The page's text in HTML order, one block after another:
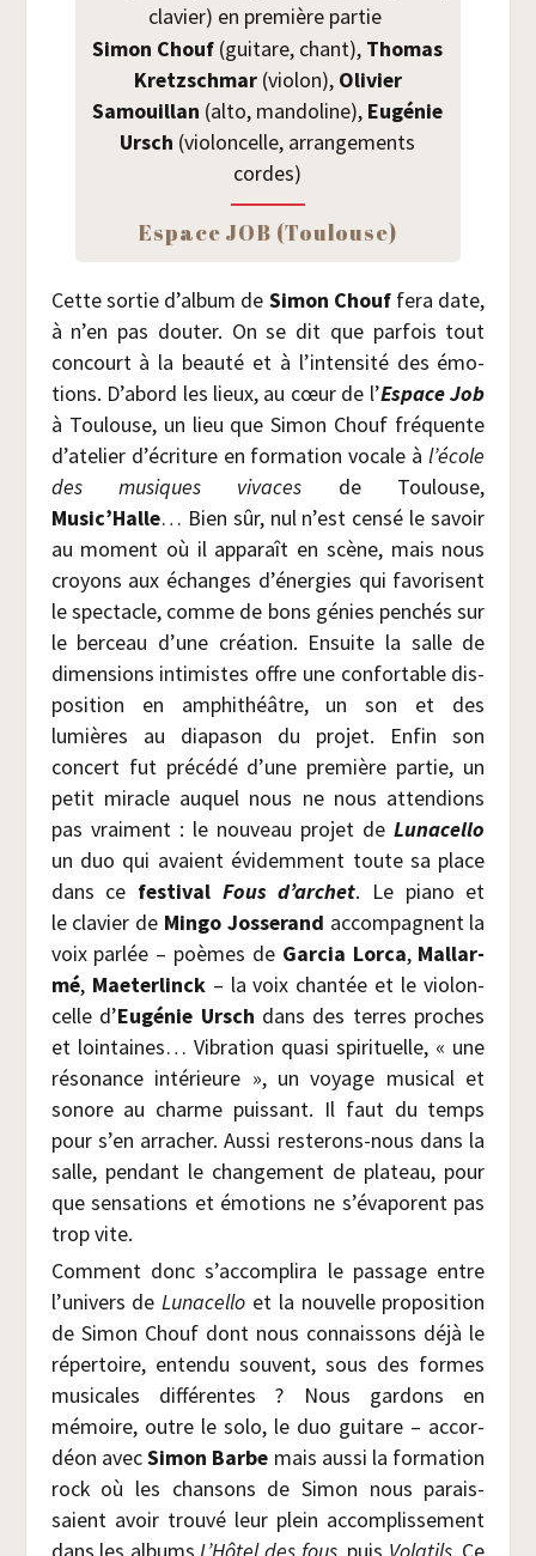
cla­vier) en pre­mière partie
Simon Chouf (gui­tare, chant), Tho­mas
Kretz­sch­mar(vio­lon), Oli­vier
Samouillan (alto, man­do­line), Eugé­nie
Ursch (vio­lon­celle, arran­ge­ments
cordes)
Espace JOB (Tou­louse)
Cette sor­tie d’album de Simon Chouffera date,
à n’en pas dou­ter. On se dit que par­fois tout
concourt à la beau­té et à l’intensité des émo­
tions. D’abord les lieux, au cœur de l’Espace Job
à Tou­louse, un lieu que Simon Chouf fré­quente
d’atelier d’écriture en for­ma­tion vocale àl’école
des musiques vivaces de Tou­louse,
Music’Halle… Bien sûr, nul n’est cen­sé le savoir
au moment où il appa­raît en scène, mais nous
croyons aux échanges d’énergies qui favo­risent
le spec­tacle, comme de bons génies pen­chés sur
le ber­ceau d’une créa­tion. Ensuite la salle de
dimen­sions inti­mistes offre une confor­table dis­
po­si­tion en amphi­théâtre, un son et des
lumières au dia­pa­son du pro­jet. Enfin son
concert fut pré­cé­dé d’une pre­mière par­tie, un
petit miracle auquel nous ne nous atten­dions
pas vrai­ment : le nou­veau pro­jet deLuna­cel­lo
un duo qui avaient évi­dem­ment toute sa place
dans ce fes­ti­val Fous d’archet. Le pia­no et
le cla­vier de Min­go Jos­se­rand accom­pagnent la
voix par­lée – poèmes de Gar­cia Lor­ca,Mal­lar­
mé, Mae­ter­linck– la voix chan­tée et le vio­lon­
celle d’Eugé­nie Ursch dans des terres proches
et loin­taines… Vibra­tion qua­si spi­ri­tuelle, « une
réso­nance inté­rieure », un voyage musi­cal et
sonore au charme puis­sant. Il faut du temps
pour s’en arra­cher. Aus­si res­te­rons-nous dans la
salle, pen­dant le chan­ge­ment de pla­teau, pour
que sen­sa­tions et émo­tions ne s’évaporent pas
trop vite.
Com­ment donc s’accomplira le pas­sage entre
l’univers deLuna­cel­lo et la nou­velle pro­po­si­tion
de Simon Chouf dont nous connais­sons déjà le
réper­toire, enten­du sou­vent, sous des formes
musi­cales dif­fé­rentes ? Nous gar­dons en
mémoire, outre le solo, le duo gui­tare – accor­
déon avecSimon Barbe mais aus­si la for­ma­tion
rock où les chan­sons de Simon nous parais­
saient avoir trou­vé leur plein accom­plis­se­ment